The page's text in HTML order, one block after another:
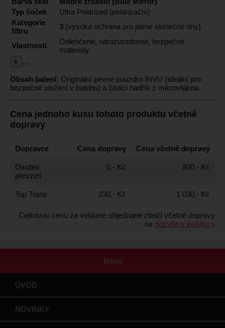
Typ čoček
Ultra Polarized (polarizační)
Kategorie
filtru
3 (vysoká ochrana pro jasné slunečné dny)
Vlastnosti
Odlehčené, nárazuvzdorné, bezpečné
materiály
k
Obsah balení: Originální pevné pouzdro INVU (ideální pro
bezpečné uložení v batohu) a čisticí hadřík z mikrovlákna.
Cena jednoho kusu tohoto produktu včetně
dopravy
Dopravce Cena dopravy Cena včetně dopravy
Osobní
převzetí
0,- Kč 800,- Kč
Top Trans 230,- Kč 1 030,- Kč
Celkovou cenu za veškeré objednané zboží včetně dopravy
se dozvíte v košíku »
Menu
ÚVOD
NOVINKY